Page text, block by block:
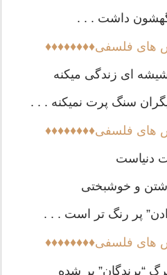
داشت . . .
های فلسفی♦♦♦♦♦♦♦♦
ای زندگی میکنه
سنگ پرت نمیکنه . . .
های فلسفی♦♦♦♦♦♦♦♦
دنیاست
و خوشبختی
پر رنگ تر است . . .
های فلسفی♦♦♦♦♦♦♦♦
“پرندگان” پر شده